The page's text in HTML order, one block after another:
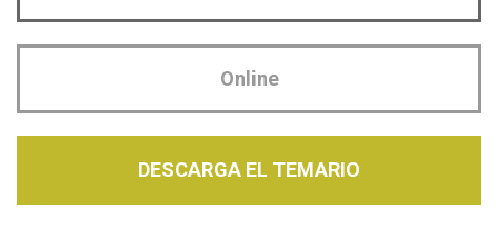
Online
DESCARGA EL TEMARIO